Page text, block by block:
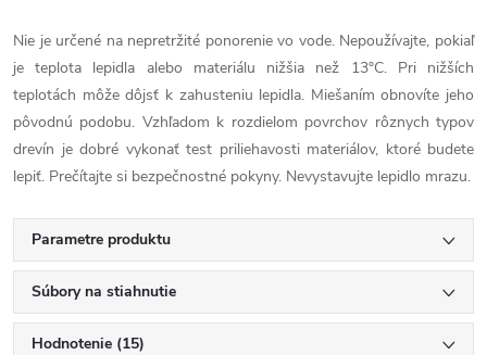
Nie je určené na nepretržité ponorenie vo vode. Nepoužívajte, pokiaľ
je teplota lepidla alebo materiálu nižšia než 13°C. Pri nižších
teplotách môže dôjsť k zahusteniu lepidla. Miešaním obnovíte jeho
pôvodnú podobu. Vzhľadom k rozdielom povrchov rôznych typov
drevín je dobré vykonať test priliehavosti materiálov, ktoré budete
lepiť. Prečítajte si bezpečnostné pokyny. Nevystavujte lepidlo mrazu.
Parametre produktu
Súbory na stiahnutie
Hodnotenie (15)